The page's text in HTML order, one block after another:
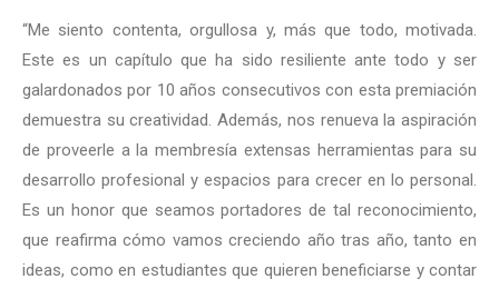
“Me siento contenta, orgullosa y, más que todo, motivada.
Este es un capítulo que ha sido resiliente ante todo y ser
galardonados por 10 años consecutivos con esta premiación
demuestra su creatividad. Además, nos renueva la aspiración
de proveerle a la membresía extensas herramientas para su
desarrollo profesional y espacios para crecer en lo personal.
Es un honor que seamos portadores de tal reconocimiento,
que reafirma cómo vamos creciendo año tras año, tanto en
ideas, como en estudiantes que quieren beneficiarse y contar